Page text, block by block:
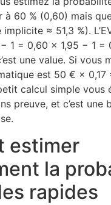
à 60 % (0,60) mais
≈ 51,3 %).
1 = 0,60 × 1,95 − 1 =
une value. Si vous
est 50 € ×
calcul simple vous
preuve, et c’est une
estimer
la
rapides